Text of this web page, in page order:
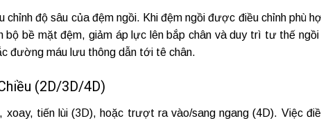
chỉnh độ sâu của đệm ngồi. Khi đệm ngồi được điều chỉnh phù
bộ bề mặt đệm, giảm áp lực lên bắp chân và duy trì tư thế
đường máu lưu thông dẫn tới tê chân.
(2D/3D/4D)
xoay, tiến lùi (3D), hoặc trượt ra vào/sang ngang (4D). Việc